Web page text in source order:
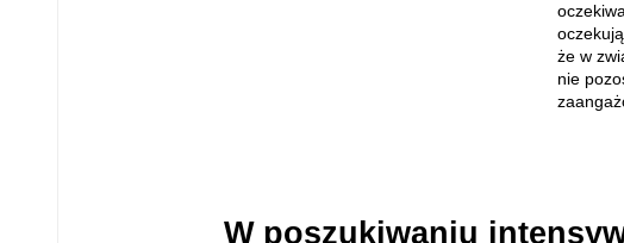
że w
nie
W poszukiwaniu